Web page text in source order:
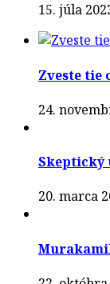
15. júla
Zveste tie
24.
Skeptický
20. marca